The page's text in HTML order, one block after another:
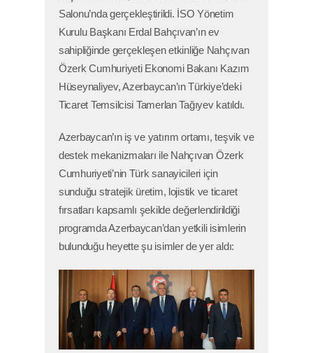
Salonu’nda gerçekleştirildi. İSO Yönetim
Kurulu Başkanı Erdal Bahçıvan’ın ev
sahipliğinde gerçekleşen etkinliğe Nahçıvan
Özerk Cumhuriyeti Ekonomi Bakanı Kazım
Hüseynaliyev, Azerbaycan’ın Türkiye’deki
Ticaret Temsilcisi Tamerlan Tağıyev katıldı.
Azerbaycan’ın iş ve yatırım ortamı, teşvik ve
destek mekanizmaları ile Nahçıvan Özerk
Cumhuriyeti’nin Türk sanayicileri için
sunduğu stratejik üretim, lojistik ve ticaret
fırsatları kapsamlı şekilde değerlendirildiği
programda Azerbaycan’dan yetkili isimlerin
bulunduğu heyette şu isimler de yer aldı: